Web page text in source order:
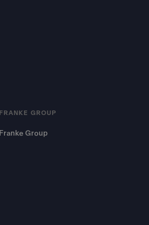
FRANKE GROUP
Franke Group